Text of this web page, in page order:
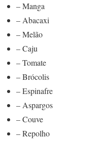
– Manga
– Abacaxi
– Melão
– Caju
– Tomate
– Brócolis
– Espinafre
– Aspargos
– Couve
– Repolho